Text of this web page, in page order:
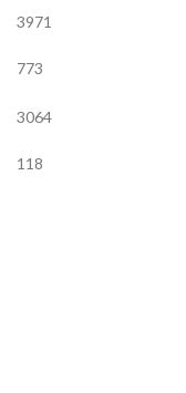
3971
773
3064
118